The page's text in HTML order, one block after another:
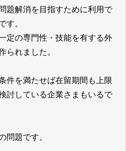
ホテル業界採用
【飲食料品製造業向
け】特定技能制度が
まるわかり
題解消を目指すために利用で
す。
定の専門性・技能を有する外
られました。
件を満たせば在留期間も上限
討している企業さまもいるで
問題です。